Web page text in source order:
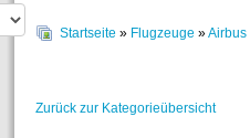
Startseite » Flugzeuge »Airbus
Zurück zur Kategorieübersicht